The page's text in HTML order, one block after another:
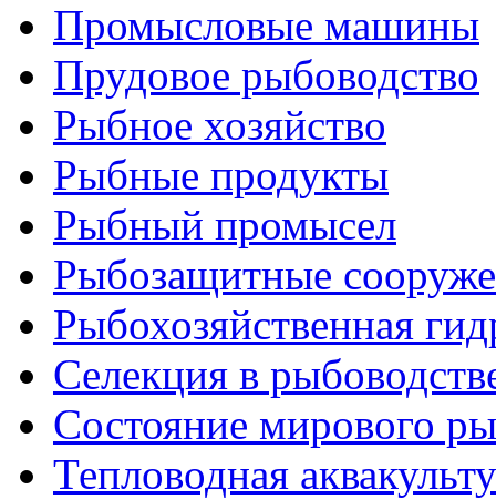
Промысловые машины
Прудовое рыбоводство
Рыбное хозяйство
Рыбные продукты
Рыбный промысел
Рыбозащитные
Рыбохозяйственная
Селекция в
Состояние мирового
Тепловодная